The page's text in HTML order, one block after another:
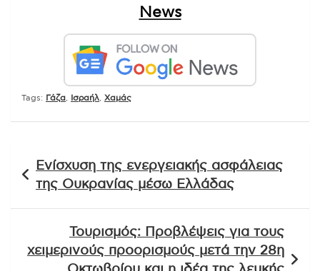
News
Tags: Γάζα Ισραήλ Χαμάς
άρθρων
Ενίσχυση της ενεργειακής ασφάλειας
της Ουκρανίας μέσω Ελλάδας
Τουρισμός: Προβλέψεις για τους
χειμερινούς προορισμούς μετά την 28η